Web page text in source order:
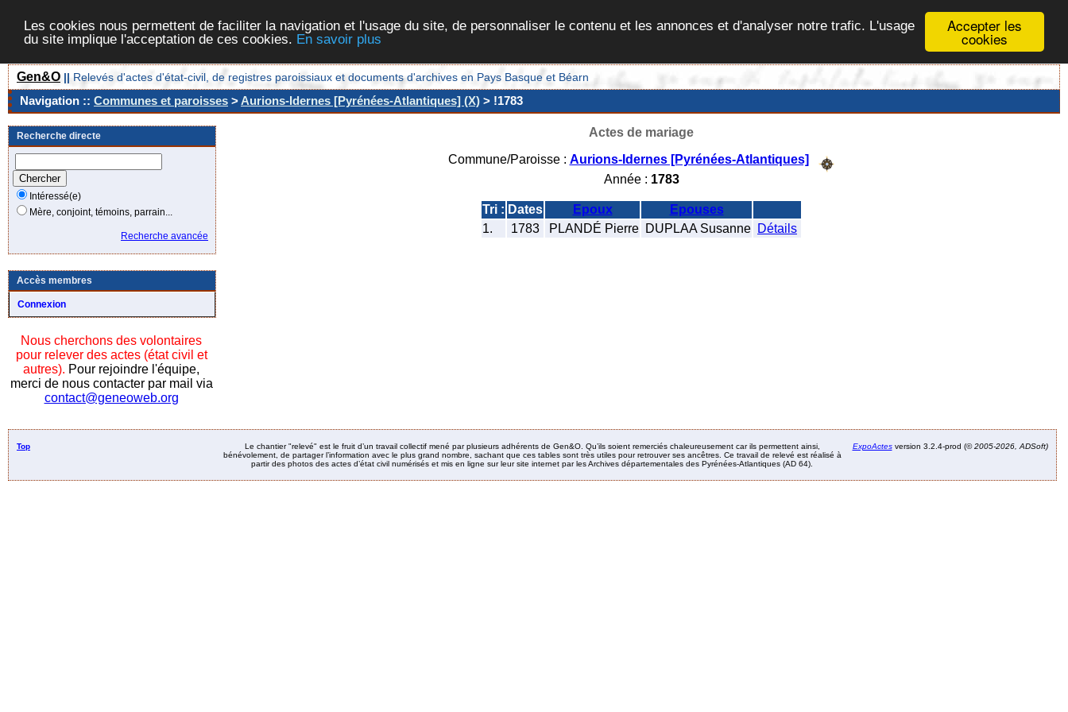
Accepter les
cookies
Les cookies nous permettent de faciliter la navigation et l'usage du site, de personnaliser le contenu et les annonces et d'analyser notre trafic. L'usage
du site implique l'acceptation de ces cookies. En savoir plus
Gen&O || Relevés d'actes d'état-civil, de registres paroissiaux et documents d'archives en Pays Basque et Béarn
Navigation :: Communes et paroisses >Aurions-Idernes [Pyrénées-Atlantiques] (X) > !1783
Recherche directe
Intéressé(e)
Mère, conjoint, témoins, parrain...
Recherche avancée
Accès membres
Connexion
Nous cherchons des volontaires
pour relever des actes (état civil et
autres). Pour rejoindre l'équipe,
merci de nous contacter par mail via
contact@geneoweb.org
Actes de mariage
Commune/Paroisse : Aurions-Idernes [Pyrénées-Atlantiques]
Année : 1783
Tri : Dates Epoux
Epouses
1.
1783 PLANDÉ Pierre DUPLAA Susanne Détails
Top
Le chantier "relevé" est le fruit d’un travail collectif mené par plusieurs adhérents de Gen&O. Qu’ils soient remerciés chaleureusement car ils permettent ainsi,
bénévolement, de partager l’information avec le plus grand nombre, sachant que ces tables sont très utiles pour retrouver ses ancêtres. Ce travail de relevé est réalisé à
partir des photos des actes d’état civil numérisés et mis en ligne sur leur site internet par les Archives départementales des Pyrénées-Atlantiques (AD 64).
ExpoActesversion 3.2.4-prod (©2005-2026, ADSoft)